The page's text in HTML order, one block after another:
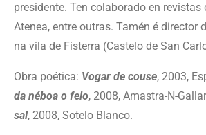
presidente. Ten colaborado en revistas
Atenea, entre outras. Tamén é director
na vila de Fisterra (Castelo de San
Obra poética: Vogar de couse, 2003,
da néboa o felo, 2008, Amastra-N-
sal, 2008, Sotelo Blanco.